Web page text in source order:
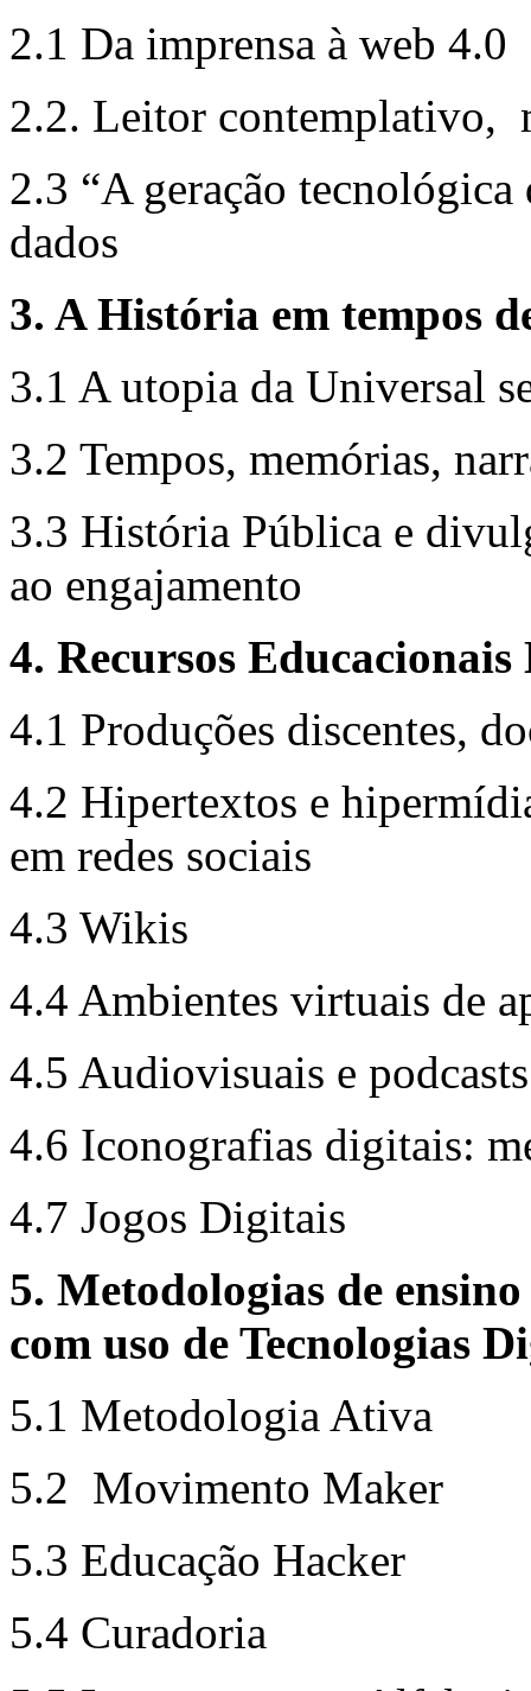
2.1 Da imprensa à web 4.0
2.2. Leitor contemplativo,
2.3 “A geração tecnológica
dados
3. A História em tempos
3.1 A utopia da Universal
3.2 Tempos, memórias,
3.3 História Pública e
ao engajamento
4. Recursos
4.1 Produções discentes,
4.2 Hipertextos e
em redes sociais
4.3 Wikis
4.4 Ambientes virtuais de
4.5 Audiovisuais e
4.6 Iconografias digitais:
4.7 Jogos Digitais
5. Metodologias de
com uso de Tecnologias
5.1 Metodologia Ativa
5.2 Movimento Maker
5.3 Educação Hacker
5.4 Curadoria